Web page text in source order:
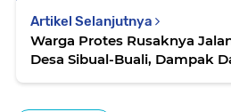
Artikel Selanjutnya
Warga Protes Rusaknya
Desa Sibual-Buali, Dampak